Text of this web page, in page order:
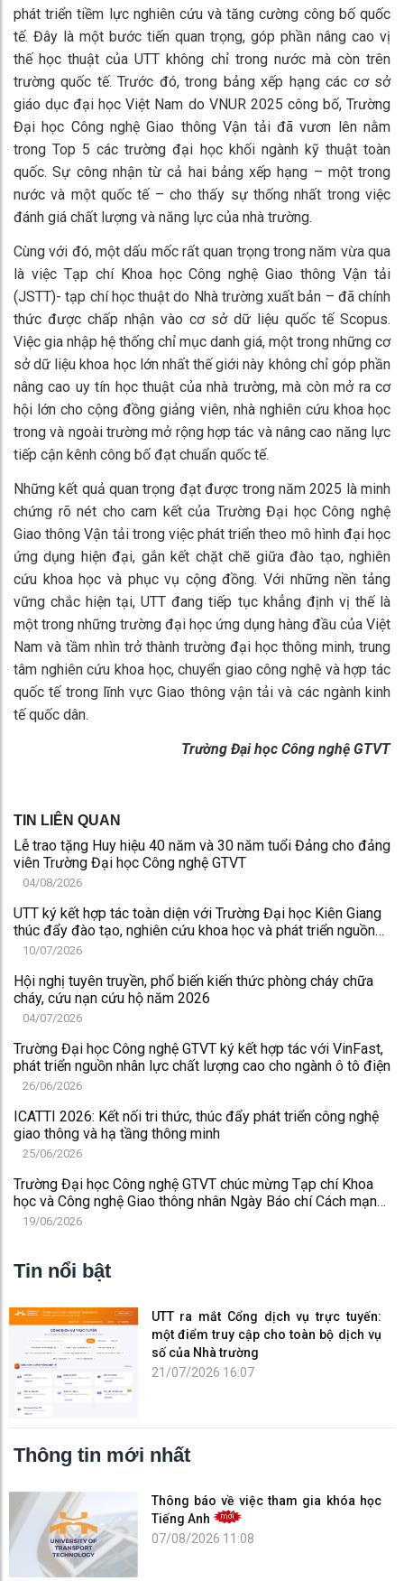
phát triển tiềm lực nghiên cứu và tăng cường công bố quốc
tế. Đây là một bước tiến quan trọng, góp phần nâng cao vị
thế học thuật của UTT không chỉ trong nước mà còn trên
trường quốc tế. Trước đó, trong bảng xếp hạng các cơ sở
giáo dục đại học Việt Nam do VNUR 2025 công bố, Trường
Đại học Công nghệ Giao thông Vận tải đã vươn lên nằm
trong Top 5 các trường đại học khối ngành kỹ thuật toàn
quốc. Sự công nhận từ cả hai bảng xếp hạng – một trong
nước và một quốc tế – cho thấy sự thống nhất trong việc
đánh giá chất lượng và năng lực của nhà trường.
Cùng với đó, một dấu mốc rất quan trọng trong năm vừa qua
là việc Tạp chí Khoa học Công nghệ Giao thông Vận tải
(JSTT)- tạp chí học thuật do Nhà trường xuất bản – đã chính
thức được chấp nhận vào cơ sở dữ liệu quốc tế Scopus.
Việc gia nhập hệ thống chỉ mục danh giá, một trong những cơ
sở dữ liệu khoa học lớn nhất thế giới này không chỉ góp phần
nâng cao uy tín học thuật của nhà trường, mà còn mở ra cơ
hội lớn cho cộng đồng giảng viên, nhà nghiên cứu khoa học
trong và ngoài trường mở rộng hợp tác và nâng cao năng lực
tiếp cận kênh công bố đạt chuẩn quốc tế.
Những kết quả quan trọng đạt được trong năm 2025 là minh
chứng rõ nét cho cam kết của Trường Đại học Công nghệ
Giao thông Vận tải trong việc phát triển theo mô hình đại học
ứng dụng hiện đại, gắn kết chặt chẽ giữa đào tạo, nghiên
cứu khoa học và phục vụ cộng đồng. Với những nền tảng
vững chắc hiện tại, UTT đang tiếp tục khẳng định vị thế là
một trong những trường đại học ứng dụng hàng đầu của Việt
Nam và tầm nhìn trở thành trường đại học thông minh, trung
tâm nghiên cứu khoa học, chuyển giao công nghệ và hợp tác
quốc tế trong lĩnh vực Giao thông vận tải và các ngành kinh
tế quốc dân.
Trường Đại học Công nghệ GTVT
TIN LIÊN QUAN
Lễ trao tặng Huy hiệu 40 năm và 30 năm tuổi Đảng cho đảng
viên Trường Đại học Công nghệ GTVT
04/08/2026
UTT ký kết hợp tác toàn diện với Trường Đại học Kiên Giang
thúc đẩy đào tạo, nghiên cứu khoa học và phát triển nguồn
nhân lực chất lượng cao
10/07/2026
Hội nghị tuyên truyền, phổ biến kiến thức phòng cháy chữa
cháy, cứu nạn cứu hộ năm 2026
04/07/2026
Trường Đại học Công nghệ GTVT ký kết hợp tác với VinFast,
phát triển nguồn nhân lực chất lượng cao cho ngành ô tô điện
26/06/2026
ICATTI 2026: Kết nối tri thức, thúc đẩy phát triển công nghệ
giao thông và hạ tầng thông minh
25/06/2026
Trường Đại học Công nghệ GTVT chúc mừng Tạp chí Khoa
học và Công nghệ Giao thông nhân Ngày Báo chí Cách mạng
Việt Nam 21/6
19/06/2026
Tin nổi bật
UTT ra mắt Cổng dịch vụ trực tuyến:
một điểm truy cập cho toàn bộ dịch vụ
số của Nhà trường
21/07/2026 16:07
Thông tin mới nhất
Thông báo về việc tham gia khóa học
Tiếng Anh
07/08/2026 11:08